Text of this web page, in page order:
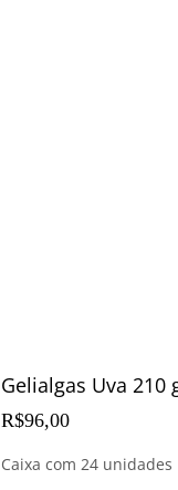
Gelialgas Uva 210
Caixa com 24 unidades
R$96,00